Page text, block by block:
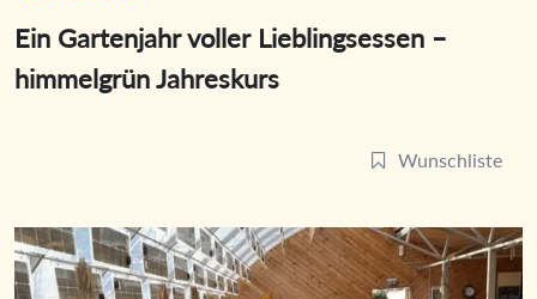
Ein Gartenjahr voller Lieblingsessen –
himmelgrün Jahreskurs
Wunschliste